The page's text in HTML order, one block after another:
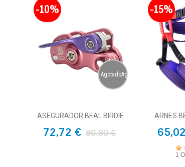
AgotadoAgotado
-10%
ASEGURADOR BEAL BIRDIE
72,72 € 80,80 €
-15%
ARNES
1